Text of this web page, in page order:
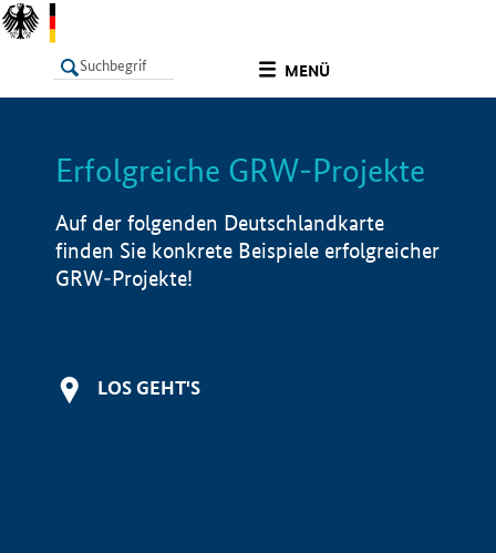
MENÜ
LISTE Info
Erfolgreiche GRW-Projekte
Auf der folgenden Deutschlandkarte
finden Sie konkrete Beispiele erfolgreicher
GRW-Projekte!
LOS GEHT'S